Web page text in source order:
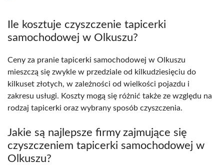
Ile kosztuje czyszczenie tapicerki
samochodowej w Olkuszu?
Ceny za pranie tapicerki samochodowej w Olkuszu
mieszczą się zwykle w przedziale od kilkudziesięciu do
kilkuset złotych, w zależności od wielkości pojazdu i
zakresu usługi. Koszty mogą się różnić także ze względu na
rodzaj tapicerki oraz wybrany sposób czyszczenia.
Jakie są najlepsze firmy zajmujące się
czyszczeniem tapicerki samochodowej w
Olkuszu?